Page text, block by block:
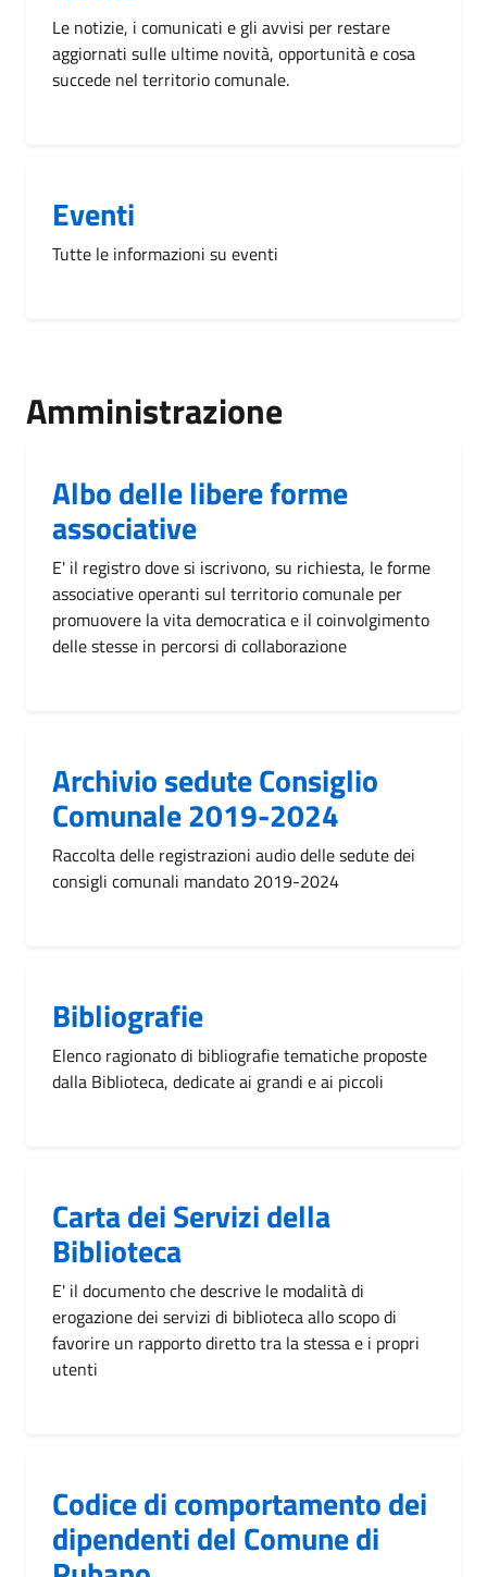
Le notizie, i comunicati e gli avvisi per restare
aggiornati sulle ultime novità, opportunità e cosa
succede nel territorio comunale.
Eventi
Tutte le informazioni su eventi
Amministrazione
Albo delle libere forme
associative
E' il registro dove si iscrivono, su richiesta, le forme
associative operanti sul territorio comunale per
promuovere la vita democratica e il coinvolgimento
delle stesse in percorsi di collaborazione
Archivio sedute Consiglio
Comunale 2019-2024
Raccolta delle registrazioni audio delle sedute dei
consigli comunali mandato 2019-2024
Bibliografie
Elenco ragionato di bibliografie tematiche proposte
dalla Biblioteca, dedicate ai grandi e ai piccoli
Carta dei Servizi della
Biblioteca
E' il documento che descrive le modalità di
erogazione dei servizi di biblioteca allo scopo di
favorire un rapporto diretto tra la stessa e i propri
utenti
Codice di comportamento dei
dipendenti del Comune di